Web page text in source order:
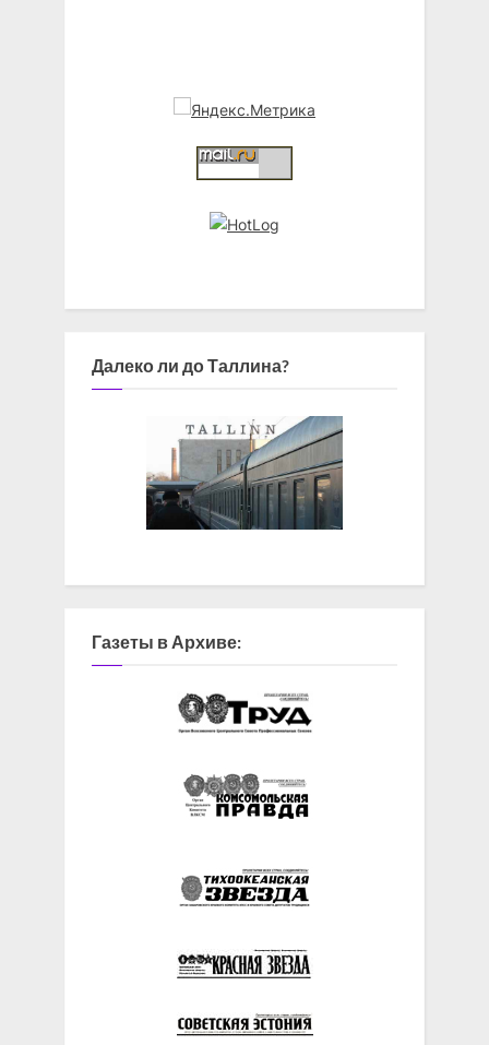
Далеко ли до Таллина?
Газеты в Архиве: